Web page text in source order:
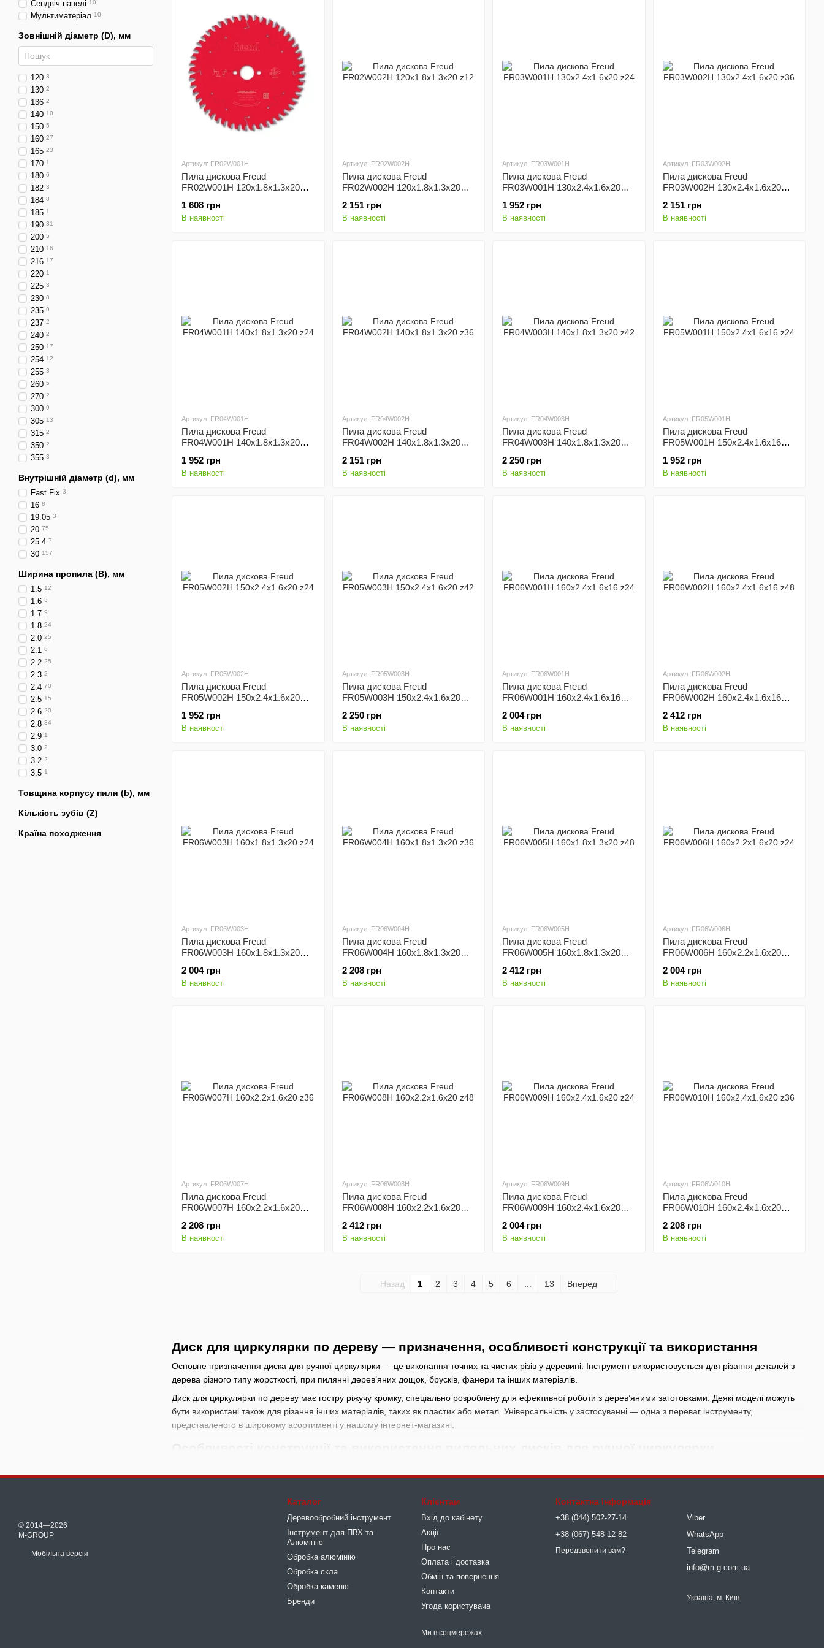
Диск для циркулярки по дереву — призначення, особливості конструкції та використання
Основне призначення диска для ручної циркулярки — це виконання точних та чистих різів у деревині. Інструмент використовується для різання деталей з
дерева різного типу жорсткості, при пилянні дерев’яних дощок, брусків, фанери та інших матеріалів.
Диск для циркулярки по дереву має гостру ріжучу кромку, спеціально розроблену для ефективної роботи з дерев’яними заготовками. Деякі моделі можуть
бути використані також для різання інших матеріалів, таких як пластик або метал. Універсальність у застосуванні — одна з переваг інструменту,
представленого в широкому асортименті у нашому інтернет-магазині.
Стандартні діаметри — 150–250 мм.
Для виконання різних завдань — грубого розпилу, тонкої обробки, поздовжнього чи поперечного різання — використовуються диски з певною формою
Зубці диска можуть бути карбідними, діамантовими або вольфрамовими. Кожен тип зубів призначений для роботи з певним матеріалом — деревиною,
Кількість зубців у насадках, призначених для використання з ручною дисковою пилкою, може бути різною. Диски з великою кількістю зубів призначені для
більш гладких різів, тоді як варіанти з меншою кількістю зубів використовуються для більш грубої роботи.
Типи різання. На українському ринку можна знайти як спеціалізовані диски, призначені для роботи з матеріалами певних видів, так і універсальні
Артикул: FR02W001H
Пила дискова Freud
FR02W001H 120x1.8x1.3x20
1 608 грн
В наявності
Артикул: FR02W002H
Пила дискова Freud
FR02W002H 120x1.8x1.3x20
2 151 грн
В наявності
Артикул: FR03W001H
Пила дискова Freud
FR03W001H 130x2.4x1.6x20
1 952 грн
В наявності
Артикул: FR03W002H
Пила дискова Freud
FR03W002H 130x2.4x1.6x20
2 151 грн
В наявності
Артикул: FR04W001H
Пила дискова Freud
FR04W001H 140x1.8x1.3x20
1 952 грн
В наявності
Артикул: FR04W002H
Пила дискова Freud
FR04W002H 140x1.8x1.3x20
2 151 грн
В наявності
Артикул: FR04W003H
Пила дискова Freud
FR04W003H 140x1.8x1.3x20
2 250 грн
В наявності
Артикул: FR05W001H
Пила дискова Freud
FR05W001H 150x2.4x1.6x16
1 952 грн
В наявності
Артикул: FR05W002H
Пила дискова Freud
FR05W002H 150x2.4x1.6x20
1 952 грн
В наявності
Артикул: FR05W003H
Пила дискова Freud
FR05W003H 150x2.4x1.6x20
2 250 грн
В наявності
Артикул: FR06W001H
Пила дискова Freud
FR06W001H 160x2.4x1.6x16
2 004 грн
В наявності
Артикул: FR06W002H
Пила дискова Freud
FR06W002H 160x2.4x1.6x16
2 412 грн
В наявності
Артикул: FR06W003H
Пила дискова Freud
FR06W003H 160x1.8x1.3x20
2 004 грн
В наявності
Артикул: FR06W004H
Пила дискова Freud
FR06W004H 160x1.8x1.3x20
2 208 грн
В наявності
Артикул: FR06W005H
Пила дискова Freud
FR06W005H 160x1.8x1.3x20
2 412 грн
В наявності
Артикул: FR06W006H
Пила дискова Freud
FR06W006H 160x2.2x1.6x20
2 004 грн
В наявності
Артикул: FR06W007H
Пила дискова Freud
FR06W007H 160x2.2x1.6x20
2 208 грн
В наявності
Артикул: FR06W008H
Пила дискова Freud
FR06W008H 160x2.2x1.6x20
2 412 грн
В наявності
Артикул: FR06W009H
Пила дискова Freud
FR06W009H 160x2.4x1.6x20
2 004 грн
В наявності
Артикул: FR06W010H
Пила дискова Freud
FR06W010H 160x2.4x1.6x20
2 208 грн
В наявності
Назад 1 2 3 4 5 6 13 Вперед
Сендвіч-панелі 10
Мультиматеріал 10
Зовнішній діаметр (D), мм
120 3
130 2
136 2
140 10
150 5
160 27
165 23
170 1
180 6
182 3
184 8
185 1
190 31
200 5
210 16
216 17
220 1
225 3
230 8
235 9
237 2
240 2
250 17
254 12
255 3
260 5
270 2
300 9
305 13
315 2
350 2
355 3
Внутрішній діаметр (d), мм
Fast Fix 3
16 8
19.05 3
20 75
25.4 7
30 157
Ширина пропила (B), мм
1.5 12
1.6 3
1.7 9
1.8 24
2.0 25
2.1 8
2.2 25
2.3 2
2.4 70
2.5 15
2.6 20
2.8 34
2.9 1
3.0 2
3.2 2
3.5 1
Товщина корпусу пили (b), мм
Кількість зубів (Z)
Країна походження
© 2014—2026
M-GROUP
Мобільна версія
Каталог
Деревообробний інструмент
Інструмент для ПВХ та
Алюмінію
Обробка алюмінію
Обробка скла
Обробка каменю
Бренди
Клієнтам
Вхід до кабінету
Акції
Про нас
Оплата і доставка
Обмін та повернення
Контакти
Угода користувача
Ми в соцмережах
Контактна інформація
+38 (044) 502-27-14
+38 (067) 548-12-82
Передзвонити вам?
Viber
WhatsApp
Telegram
info@m-g.com.ua
Україна, м. Київ